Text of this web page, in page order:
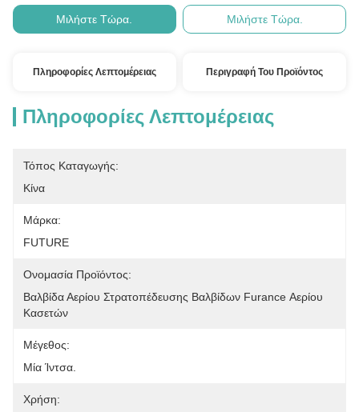
Μιλήστε Τώρα. Μιλήστε Τώρα.
Πληροφορίες Λεπτομέρειας Περιγραφή Του Προϊόντος
Πληροφορίες Λεπτομέρειας
Τόπος Καταγωγής:
Κίνα
Μάρκα:
FUTURE
Ονομασία Προϊόντος:
Βαλβίδα Αερίου Στρατοπέδευσης Βαλβίδων Furance Αερίου
Κασετών
Μέγεθος:
Μία Ίντσα.
Χρήση: